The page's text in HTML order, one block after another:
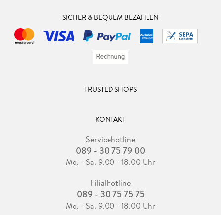
SICHER & BEQUEM BEZAHLEN
TRUSTED SHOPS
KONTAKT
Servicehotline
089 - 30 75 79 00
Mo. - Sa. 9.00 - 18.00 Uhr
Filialhotline
089 - 30 75 75 75
Mo. - Sa. 9.00 - 18.00 Uhr